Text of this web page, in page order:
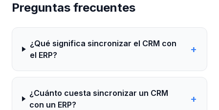
Preguntas frecuentes
¿Qué significa sincronizar el CRM con
el ERP?
+
¿Cuánto cuesta sincronizar un CRM
con un ERP?
+